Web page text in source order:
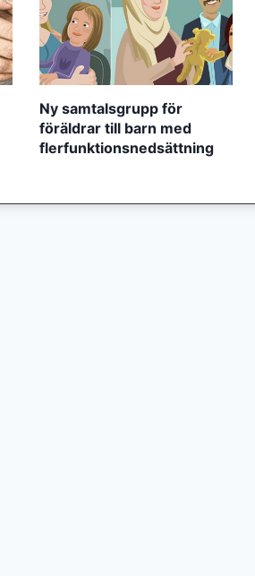
Ny samtalsgrupp för
föräldrar till barn med
flerfunktionsnedsättning